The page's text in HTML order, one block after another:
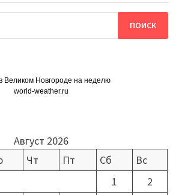
Великом Новгороде на неделю
world-weather.ru
Август 2026
Чт Пт Сб
Вс
1
2